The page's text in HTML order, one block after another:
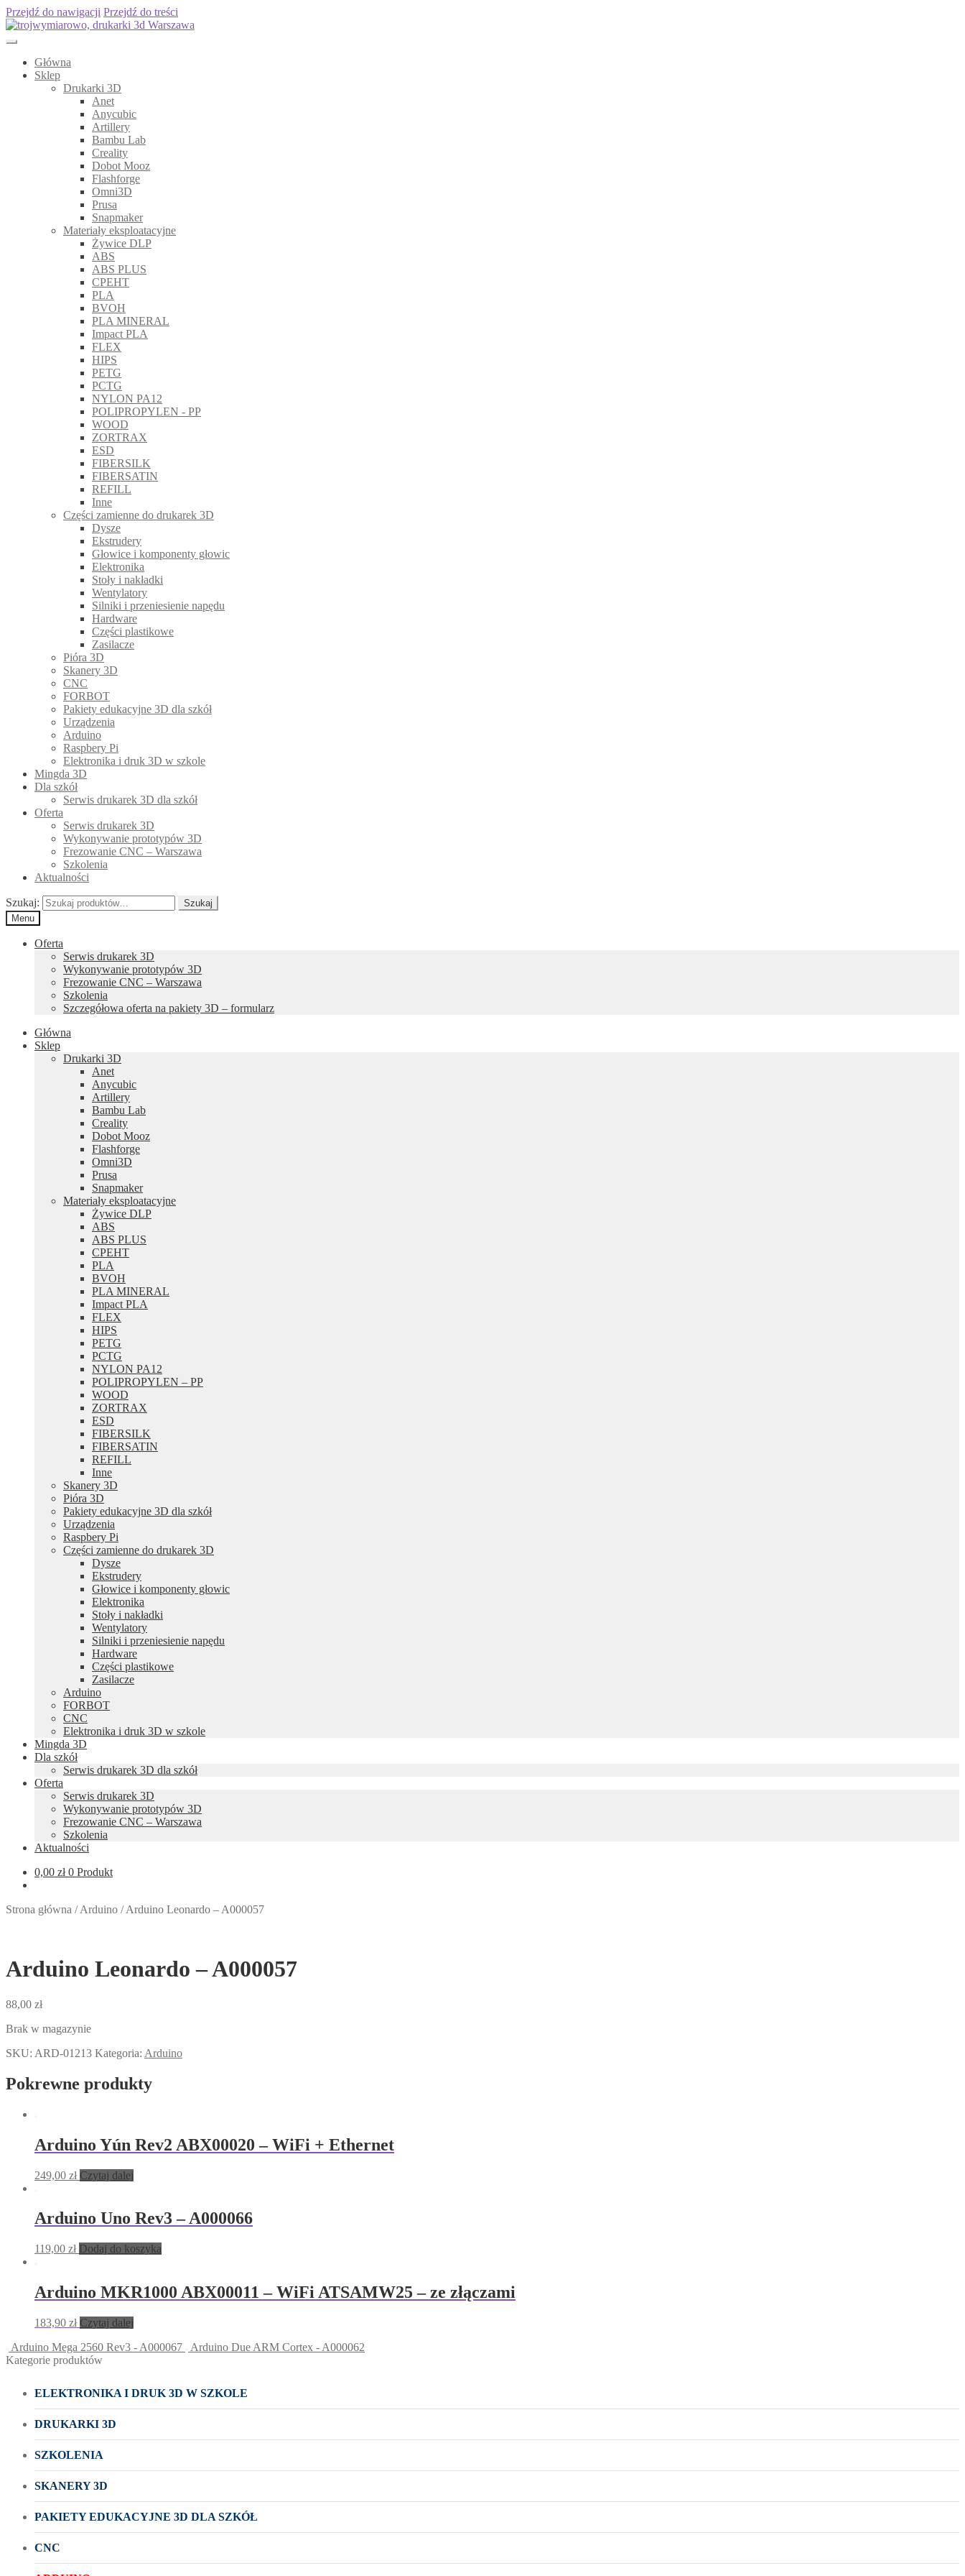
Przejdź do nawigacji Przejdź do treści
Główna
Sklep
Drukarki 3D
Anet
Anycubic
Artillery
Bambu Lab
Creality
Dobot Mooz
Flashforge
Omni3D
Prusa
Snapmaker
Materiały eksploatacyjne
Żywice DLP
ABS
ABS PLUS
CPEHT
PLA
BVOH
PLA MINERAL
Impact PLA
FLEX
HIPS
PETG
PCTG
NYLON PA12
POLIPROPYLEN - PP
WOOD
ZORTRAX
ESD
FIBERSILK
FIBERSATIN
REFILL
Inne
Części zamienne do drukarek 3D
Dysze
Ekstrudery
Głowice i komponenty głowic
Elektronika
Stoły i nakładki
Wentylatory
Silniki i przeniesienie napędu
Hardware
Części plastikowe
Zasilacze
Pióra 3D
Skanery 3D
CNC
FORBOT
Pakiety edukacyjne 3D dla szkół
Urządzenia
Arduino
Raspbery Pi
Elektronika i druk 3D w szkole
Mingda 3D
Dla szkół
Serwis drukarek 3D dla szkół
Oferta
Serwis drukarek 3D
Wykonywanie prototypów 3D
Frezowanie CNC – Warszawa
Szkolenia
Aktualności
Szukaj:
Szukaj
Menu
Oferta
Serwis drukarek 3D
Wykonywanie prototypów 3D
Frezowanie CNC – Warszawa
Szkolenia
Szczegółowa oferta na pakiety 3D – formularz
Główna
Sklep
Drukarki 3D
Anet
Anycubic
Artillery
Bambu Lab
Creality
Dobot Mooz
Flashforge
Omni3D
Prusa
Snapmaker
Materiały eksploatacyjne
Żywice DLP
ABS
ABS PLUS
CPEHT
PLA
BVOH
PLA MINERAL
Impact PLA
FLEX
HIPS
PETG
PCTG
NYLON PA12
POLIPROPYLEN – PP
WOOD
ZORTRAX
ESD
FIBERSILK
FIBERSATIN
REFILL
Inne
Skanery 3D
Pióra 3D
Pakiety edukacyjne 3D dla szkół
Urządzenia
Raspbery Pi
Części zamienne do drukarek 3D
Dysze
Ekstrudery
Głowice i komponenty głowic
Elektronika
Stoły i nakładki
Wentylatory
Silniki i przeniesienie napędu
Hardware
Części plastikowe
Zasilacze
Arduino
FORBOT
CNC
Elektronika i druk 3D w szkole
Mingda 3D
Dla szkół
Serwis drukarek 3D dla szkół
Oferta
Serwis drukarek 3D
Wykonywanie prototypów 3D
Frezowanie CNC – Warszawa
Szkolenia
Aktualności
0,00 zł 0 Produkt
Strona główna /Arduino /Arduino Leonardo – A000057
Arduino Leonardo – A000057
88,00 zł
Brak w magazynie
SKU: ARD-01213 Kategoria: Arduino
Pokrewne produkty
Arduino Yún Rev2 ABX00020 – WiFi + Ethernet
249,00 zł Czytaj dalej
Arduino Uno Rev3 – A000066
119,00 zł Dodaj do koszyka
Arduino MKR1000 ABX00011 – WiFi ATSAMW25 – ze złączami
183,90 zł Czytaj dalej
Arduino Mega 2560 Rev3 - A000067
Arduino Due ARM Cortex - A000062
Kategorie produktów
ELEKTRONIKA I DRUK 3D W SZKOLE
DRUKARKI 3D
SZKOLENIA
SKANERY 3D
PAKIETY EDUKACYJNE 3D DLA SZKÓŁ
CNC